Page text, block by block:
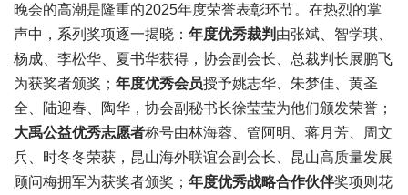
晚会的高潮是隆重的2025年度荣誉表彰环节。在热烈的掌
声中，系列奖项逐一揭晓： 年度优秀裁判 由张斌、智学琪、
杨成、李松华、夏书华获得，协会副会长、总裁判长展鹏飞
为获奖者颁奖； 年度优秀会员授予姚志华、朱梦佳、黄圣
全、陆迎春、陶华，协会副秘书长徐莹莹为他们颁发荣誉；
大禹公益优秀志愿者称号由林海蓉、管阿明、蒋月芳、周文
兵、时冬冬荣获，昆山海外联谊会副会长、昆山高质量发展
顾问梅拥军为获奖者颁奖； 年度优秀战略合作伙伴奖项则花